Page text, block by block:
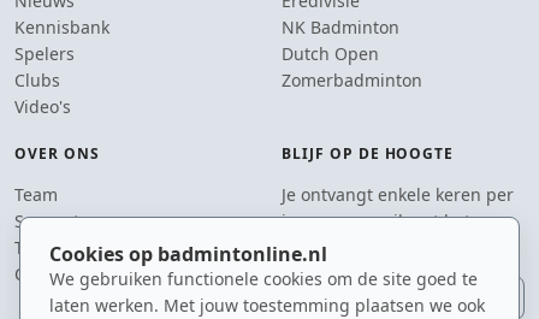
Cookies op badmintonline.nl
We gebruiken functionele cookies om de site goed te
laten werken. Met jouw toestemming plaatsen we ook
Kennisbank
Spelers
Clubs
Video's
NK Badminton
Dutch Open
Zomerbadminton
OVER ONS
Team
Supporters
Tip de redactie
Contact
BLIJF OP DE HOOGTE
Je ontvangt enkele keren per
jaar een e-mail met het
laatste badmintonnieuws.
E-mailadres